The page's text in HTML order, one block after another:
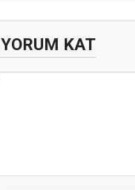
YORUM KAT